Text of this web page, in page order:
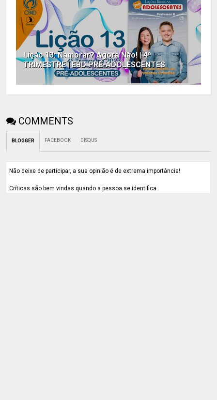
Lição 13: Namorar? Agora Não! | 4º
TRIMESTRE | EBD PRÉ-ADOLESCENTES
COMMENTS
BLOGGER FACEBOOK DISQUS
Não deixe de participar, a sua opinião é de extrema importância!
Críticas são bem vindas quando a pessoa se identifica.